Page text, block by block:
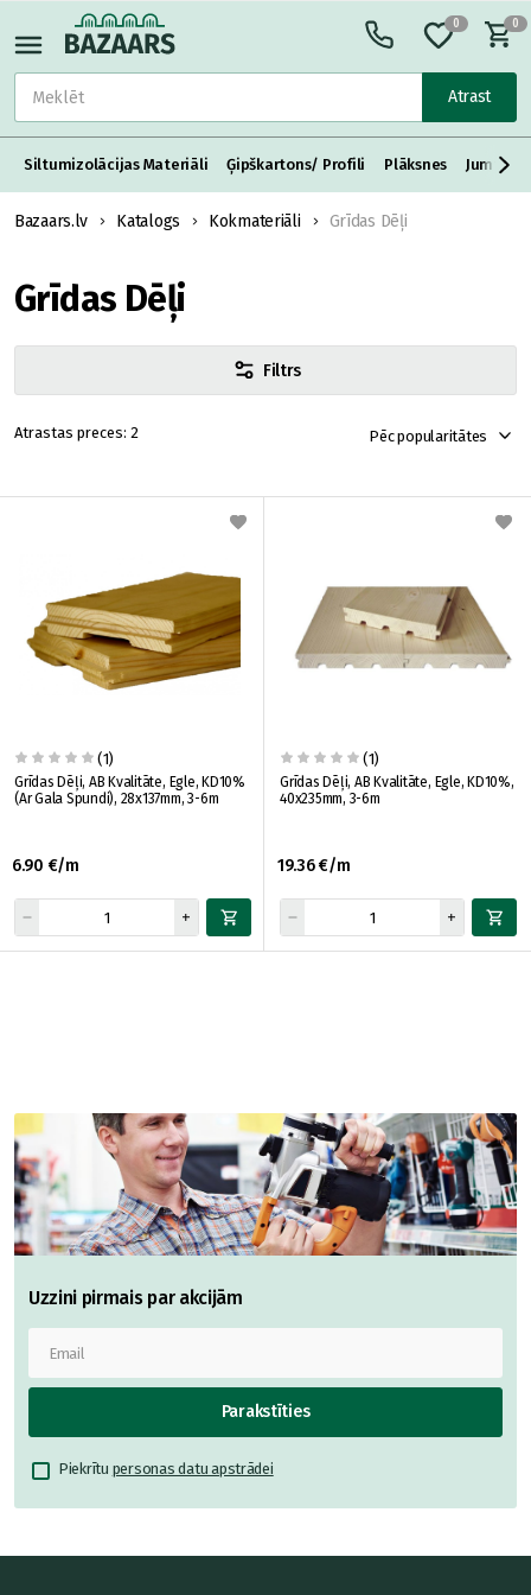
Atrast
0 0
Siltumizolācijas Materiāli Ģipškartons/ Profili Plāksnes Jumta
Bazaars.lv Katalogs Kokmateriāli Grīdas Dēļi
Grīdas Dēļi
Filtrs
2 Pēc popularitātes
(1)
Grīdas Dēļi, AB Kvalitāte, Egle, KD10%
(Ar Gala Spundi), 28x137mm, 3-6m
6.90 €/m
(1)
Grīdas Dēļi, AB Kvalitāte, Egle, KD10%,
40x235mm, 3-6m
19.36 €/m
Uzzini pirmais par akcijām
Parakstīties
Piekrītu personas datu apstrādei